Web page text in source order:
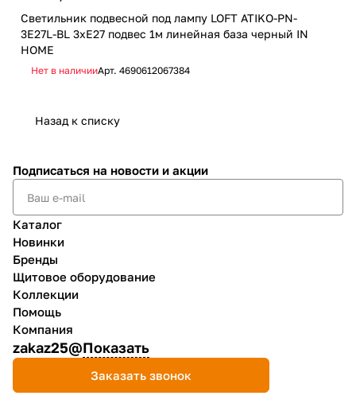
Светильник подвесной под лампу LOFT ATIKO-PN-
3E27L-BL 3хЕ27 подвес 1м линейная база черный IN
HOME
Нет в наличииАрт. 4690612067384
Назад к списку
Подписаться на новости и акции
Каталог
Новинки
Бренды
Щитовое оборудование
Коллекции
Помощь
Компания
zakaz25@Показать
Заказать звонок